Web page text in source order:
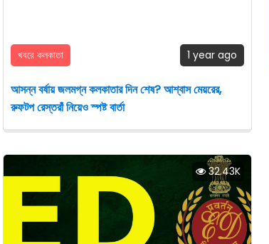
খবরে কলকাতা 1 year ago
আসন্ন বর্ষায় জলমগ্ন কলকাতার দিন শেষ? আশ্বাস মেয়রের,
রুফটপ রেস্তরাঁ নিয়েও স্পষ্ট বার্তা
32.43K